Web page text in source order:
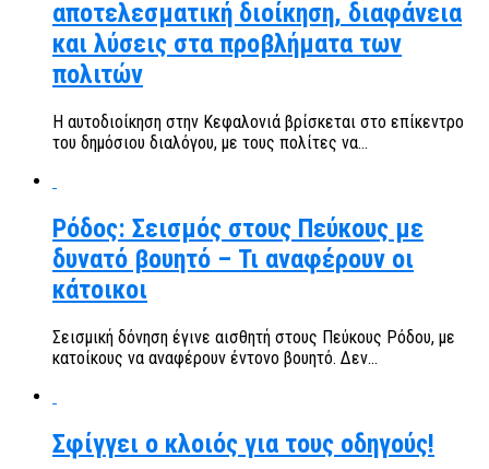
αποτελεσματική διοίκηση, διαφάνεια
και λύσεις στα προβλήματα των
πολιτών
Η αυτοδιοίκηση στην Κεφαλονιά βρίσκεται στο επίκεντρο
του δημόσιου διαλόγου, με τους πολίτες να...
Ρόδος: Σεισμός στους Πεύκους με
δυνατό βουητό – Τι αναφέρουν οι
κάτοικοι
Σεισμική δόνηση έγινε αισθητή στους Πεύκους Ρόδου, με
κατοίκους να αναφέρουν έντονο βουητό. Δεν...
Σφίγγει ο κλοιός για τους οδηγούς!